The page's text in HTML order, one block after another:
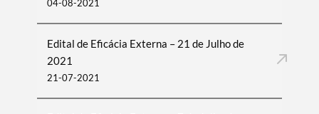
04-08-2021
Edital de Eficácia Externa – 21 de Julho de
2021
21-07-2021